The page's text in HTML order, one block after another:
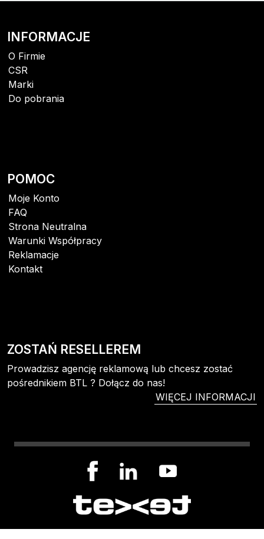
INFORMACJE
O Firmie
CSR
Marki
Do pobrania
POMOC
Moje Konto
FAQ
Strona Neutralna
Warunki Współpracy
Reklamacje
Kontakt
ZOSTAŃ RESELLEREM
Prowadzisz agencję reklamową lub chcesz zostać
pośrednikiem BTL ? Dołącz do nas!
WIĘCEJ INFORMACJI